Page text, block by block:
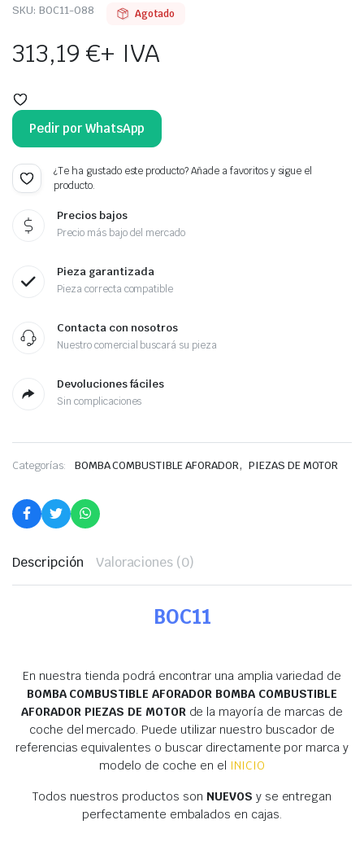
SKU: BOC11-088 Agotado
313,19€+ IVA
Pedir por WhatsApp
¿Te ha gustado este producto? Añade a favoritos y sigue el
producto.
Precios bajos
Precio más bajo del mercado
Pieza garantizada
Pieza correcta compatible
Contacta con nosotros
Nuestro comercial buscará su pieza
Devoluciones fáciles
Sin complicaciones
Categorías: BOMBA COMBUSTIBLE AFORADOR, PIEZAS DE MOTOR
Descripción Valoraciones (0)
BOC11
En nuestra tienda podrá encontrar una amplia variedad de
BOMBA COMBUSTIBLE AFORADOR BOMBA COMBUSTIBLE
AFORADOR PIEZAS DE MOTOR de la mayoría de marcas de
coche del mercado. Puede utilizar nuestro buscador de
referencias equivalentes o buscar directamente por marca y
modelo de coche en el INICIO
Todos nuestros productos son NUEVOS y se entregan
perfectamente embalados en cajas.